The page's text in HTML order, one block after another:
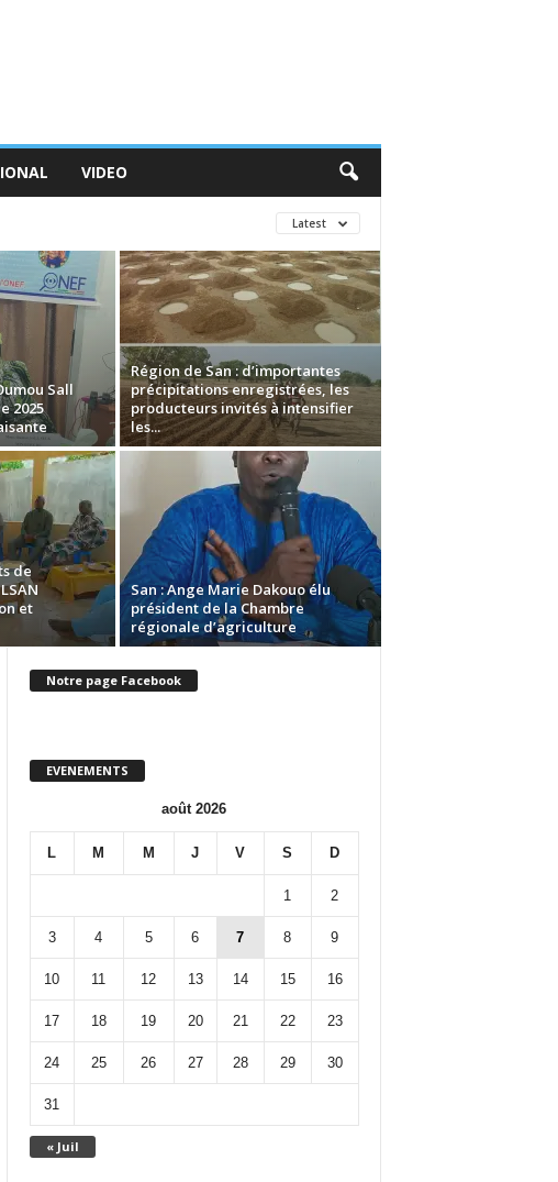
VIDEO
Latest
Sall
2025
Région de San : d’importantes
précipitations enregistrées, les
producteurs invités à intensifier
les...
de
et
San : Ange Marie Dakouo élu
président de la Chambre
régionale d’agriculture
Notre page Facebook
EVENEMENTS
août 2026
L M M J V S D
« Juil
1 2
3 4 5 6 7 8 9
10 11 12 13 14 15 16
17 18 19 20 21 22 23
24 25 26 27 28 29 30
31